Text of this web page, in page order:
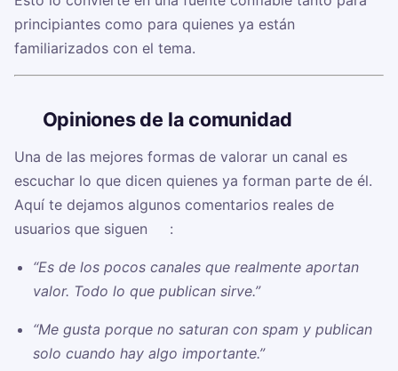
principiantes como para quienes ya están
familiarizados con el tema.
Opiniones de la comunidad
Una de las mejores formas de valorar un canal es
escuchar lo que dicen quienes ya forman parte de él.
Aquí te dejamos algunos comentarios reales de
usuarios que siguen
:
“Es de los pocos canales que realmente aportan
valor. Todo lo que publican sirve.”
“Me gusta porque no saturan con spam y publican
solo cuando hay algo importante.”